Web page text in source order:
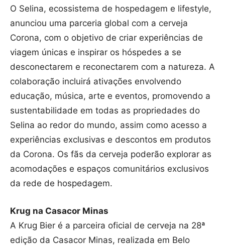
O Selina, ecossistema de hospedagem e lifestyle,
anunciou uma parceria global com a cerveja
Corona, com o objetivo de criar experiências de
viagem únicas e inspirar os hóspedes a se
desconectarem e reconectarem com a natureza. A
colaboração incluirá ativações envolvendo
educação, música, arte e eventos, promovendo a
sustentabilidade em todas as propriedades do
Selina ao redor do mundo, assim como acesso a
experiências exclusivas e descontos em produtos
da Corona. Os fãs da cerveja poderão explorar as
acomodações e espaços comunitários exclusivos
da rede de hospedagem.
Krug na Casacor Minas
A Krug Bier é a parceira oficial de cerveja na 28ª
edição da Casacor Minas, realizada em Belo